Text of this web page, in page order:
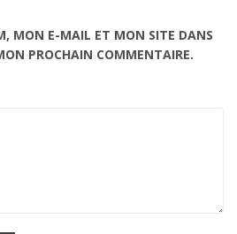
MON E-MAIL ET MON SITE DANS
PROCHAIN COMMENTAIRE.